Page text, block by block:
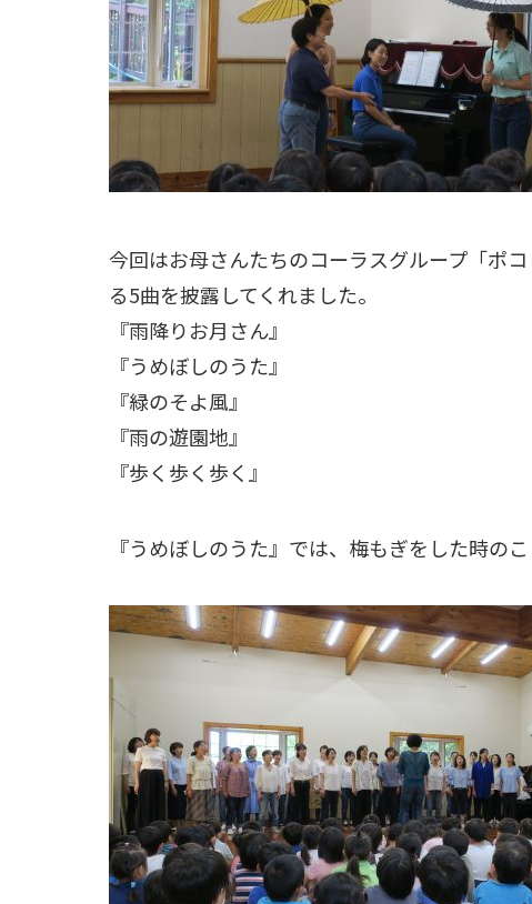
今回はお母さんたちのコーラスグループ「ポ
る5曲を披露してくれました。
『雨降りお月さん』
『うめぼしのうた』
『緑のそよ風』
『雨の遊園地』
『歩く歩く歩く』
『うめぼしのうた』では、梅もぎをした時の